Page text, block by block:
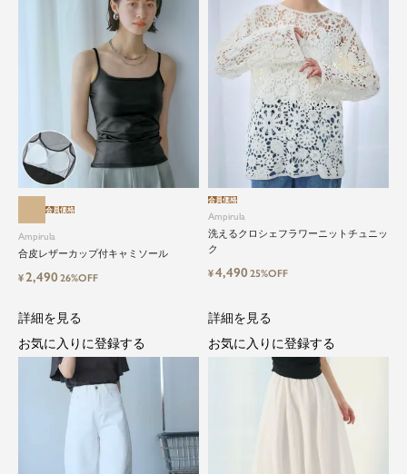
Ampirula
合皮レザーカップ付キャミソール
会員価格
¥2,49026%OFF
Ampirula
洗えるクロシェフラワーニットチュニッ
ク
会員価格
¥4,49025%OFF
詳細を見る
お気に入りに登録する
詳細を見る
お気に入りに登録する